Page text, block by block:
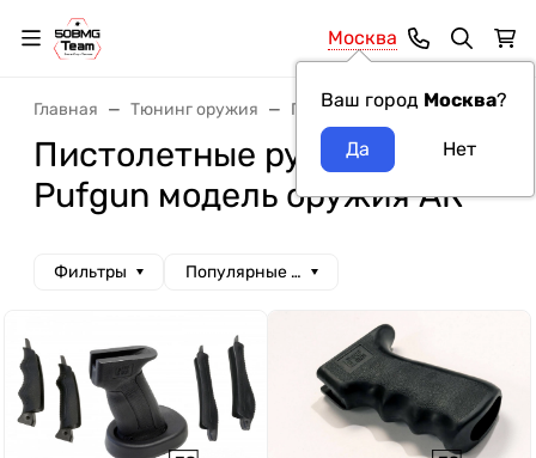
Москва
Ваш город Москва?
Главная Тюнинг оружия Пистолетные рукоятки
Пистолетные рукоятки
Pufgun модель оружия АК
Фильтры Популярные сначала